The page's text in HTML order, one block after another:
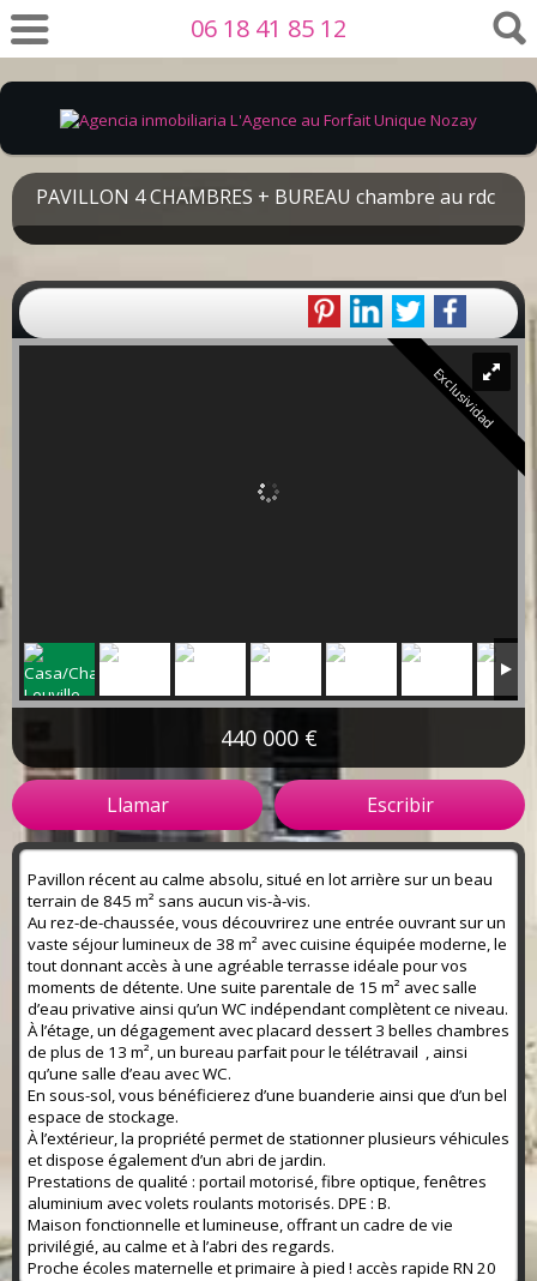
06 18 41 85 12
PAVILLON 4 CHAMBRES + BUREAU chambre au rdc
Exclusividad
440 000 €
Llamar Escribir
Pavillon récent au calme absolu, situé en lot arrière sur un beau
terrain de 845 m² sans aucun vis-à-vis.
Au rez-de-chaussée, vous découvrirez une entrée ouvrant sur un
vaste séjour lumineux de 38 m² avec cuisine équipée moderne, le
tout donnant accès à une agréable terrasse idéale pour vos
moments de détente. Une suite parentale de 15 m² avec salle
d’eau privative ainsi qu’un WC indépendant complètent ce niveau.
À l’étage, un dégagement avec placard dessert 3 belles chambres
de plus de 13 m², un bureau parfait pour le télétravail , ainsi
qu’une salle d’eau avec WC.
En sous-sol, vous bénéficierez d’une buanderie ainsi que d’un bel
espace de stockage.
À l’extérieur, la propriété permet de stationner plusieurs véhicules
et dispose également d’un abri de jardin.
Prestations de qualité : portail motorisé, fibre optique, fenêtres
aluminium avec volets roulants motorisés. DPE : B.
Maison fonctionnelle et lumineuse, offrant un cadre de vie
privilégié, au calme et à l’abri des regards.
Proche écoles maternelle et primaire à pied ! accès rapide RN 20